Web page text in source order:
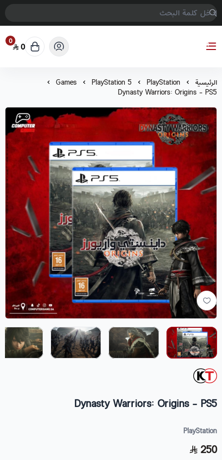
COMPTER GAMES
0 0
الرئيسية PlayStation
PlayStation 5
Games
Dynasty Warriors: Origins - PS5
Dynasty Warriors: Origins - PS5
PlayStation
250